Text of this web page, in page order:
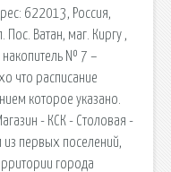
622013, Россия,
Пос. Ватан, маг. Киргу ,
накопитель № 7 –
что расписание
которое указано.
- КСК - Столовая -
из первых поселений,
города